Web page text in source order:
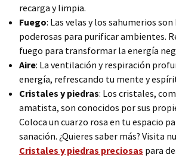
recarga y limpia.
Fuego: Las velas y los sahumerios
poderosas para purificar ambientes.
fuego para transformar la energía
Aire: La ventilación y respiración
energía, refrescando tu mente y
Cristales y piedras: Los cristales,
amatista, son conocidos por sus
Coloca un cuarzo rosa en tu espacio
sanación. ¿Quieres saber más? Visita
Cristales y piedras preciosas para